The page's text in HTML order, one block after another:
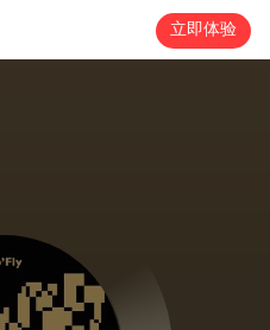
立即体验